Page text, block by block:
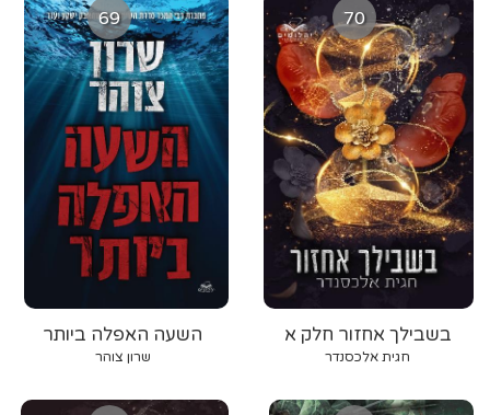
69
השעה האפלה ביותר
שרון צוהר
70
בשבילך אחזור חלק א
חגית אלכסנדר